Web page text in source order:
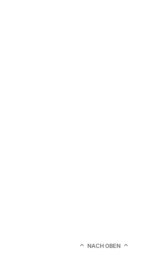
NACH OBEN